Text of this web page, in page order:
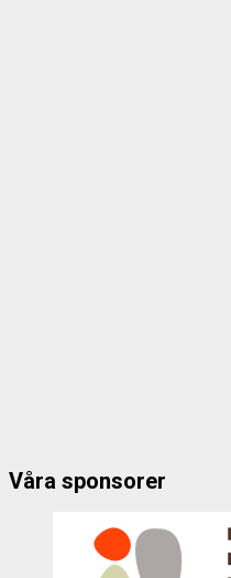
Våra sponsorer